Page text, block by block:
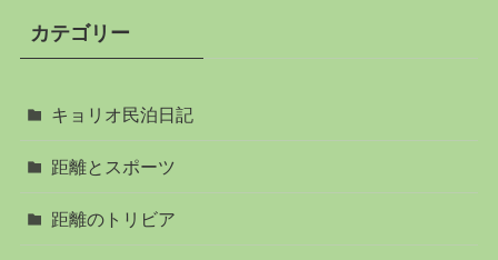
カテゴリー
キョリオ民泊日記
距離とスポーツ
距離のトリビア